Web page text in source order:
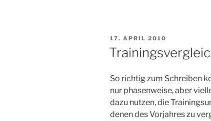
VERÖFFENTLICHT
AM
17. APRIL 2010
So richtig zum Schreiben
nur phasenweise, aber
dazu nutzen, die
denen des Vorjahres zu